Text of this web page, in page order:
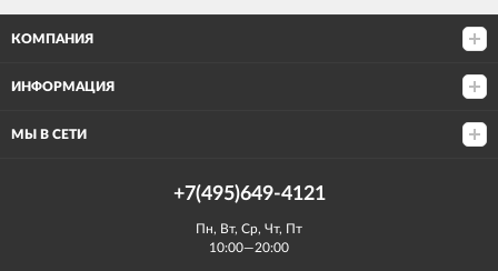
КОМПАНИЯ
ИНФОРМАЦИЯ
МЫ В СЕТИ
+7(495)649-4121
Пн, Вт, Ср, Чт, Пт
10:00—20:00